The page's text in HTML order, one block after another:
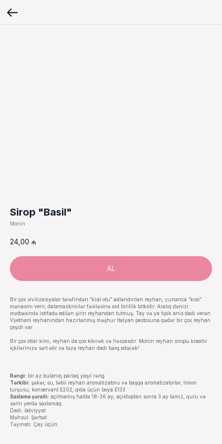
Sirop "Basil"
Monin
24,00 ₼
AL
Bir çox sivilizasiyalar tərəfindən “kral otu” adlandırılan reyhan, yunanca “kral”
mənasını verir, dalamazkimilər fəsiləsinə aid birillik bitkidir. Aralıq dənizi
mətbəxində istifadə edilən şirin reyhandan tutmuş, Tay və ya tipik anis dadı verən
Vyetnam reyhanından hazırlanmış məşhur İtalyan pestosuna qədər bir çox reyhan
çeşidi var.
Bir çox otlar kimi, reyhan da çox kövrək və həssasdır. Monin reyhan siropu kreativ
içkilərinizə sərt ətir və təzə reyhan dadı bəxş edəcək!
Rəngi: bir az bulanıq parlaq yaşıl rəng
Tərkibi: şəkər, su, təbii reyhan aromatizatoru və başqa aromatizatorlar, limon
turşusu, konservant E202, qida üçün boya E133.
Saxlama şəraiti: açılmamış halda 18-36 ay, açıldıqdan sonra 3 ay təmiz, quru və
sərin yerdə saxlamaq.
Dadı: Ədviyyat
Məhsul: Şərbət
Təyinatı: Çay üçün